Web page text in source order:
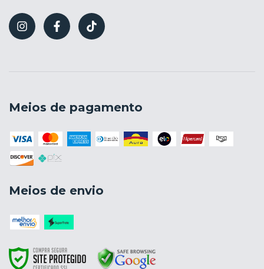
Meios de pagamento
Meios de envio